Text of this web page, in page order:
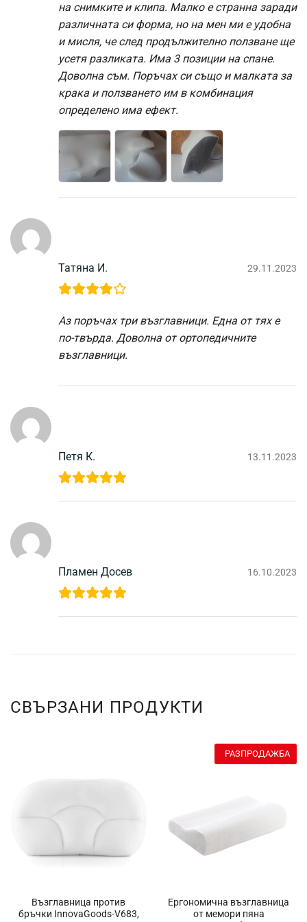
на снимките и клипа. Малко е странна заради
различната си форма, но на мен ми е удобна
и мисля, че след продължително ползване ще
усетя разликата. Има 3 позиции на спане.
Доволна съм. Поръчах си също и малката за
крака и ползването им в комбинация
определено има ефект.
Татяна И. 29.11.2023
Аз поръчах три възглавници. Една от тях е
по-твърда. Доволна от ортопедичните
възглавници.
Петя К. 13.11.2023
Пламен Досев 16.10.2023
СВЪРЗАНИ ПРОДУКТИ
Възглавница против
бръчки InnovaGoods-V683,
Ергономична възглавница
от мемори пяна
РАЗПРОДАЖБА